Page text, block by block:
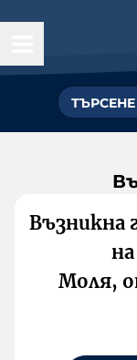
Възникна
Моля,